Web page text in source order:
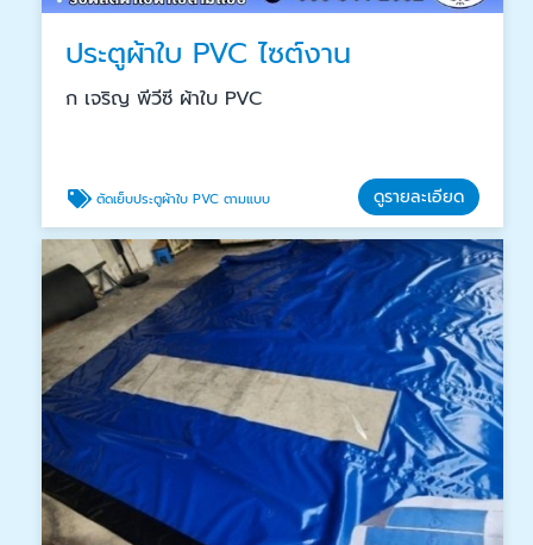
ประตูผ้าใบ PVC ไซต์งาน
ก เจริญ พีวีซี ผ้าใบ PVC
ตัดเย็บประตูผ้าใบ PVC ตามแบบ ดูรายละเอียด